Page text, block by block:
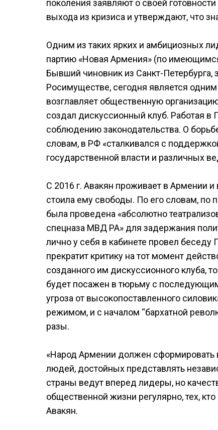
поколения заявляют о своей
выхода из кризиса и утверждают, что
Одним из таких ярких и амбициозных
партию «Новая Армения» (по
Бывший чиновник из Санкт-
Росимуществе, сегодня является
возглавляет общественную
создал дискуссионный клуб. Работая в
соблюдению законодательства. О
словам, в РФ «сталкивался с
государственной власти и различных
С 2016 г. Авакян проживает в Армении
стоила ему свободы. По его словам, по
была проведена «абсолютно
спецназа МВД РА» для задержания
лично у себя в кабинете провел беседу
прекратит критику на тот момент
созданного им дискуссионного клуба,
будет посажен в тюрьму с
угроза от высокопоставленного
режимом, и с началом “бархатной
разы.
«Народ Армении должен сформировать
людей, достойных представлять
страны ведут вперед лидеры, но
общественной жизни регулярно, тех,
Авакян.